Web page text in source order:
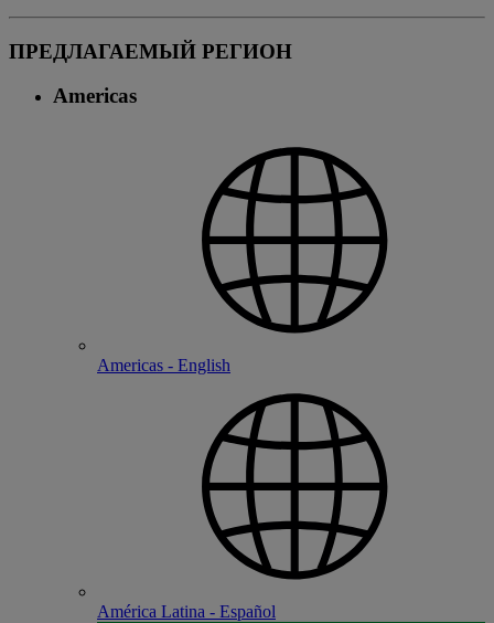
ПРЕДЛАГАЕМЫЙ РЕГИОН
Americas
Americas - English
América Latina - Español